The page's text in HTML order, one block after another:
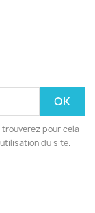
pour cela
du site.